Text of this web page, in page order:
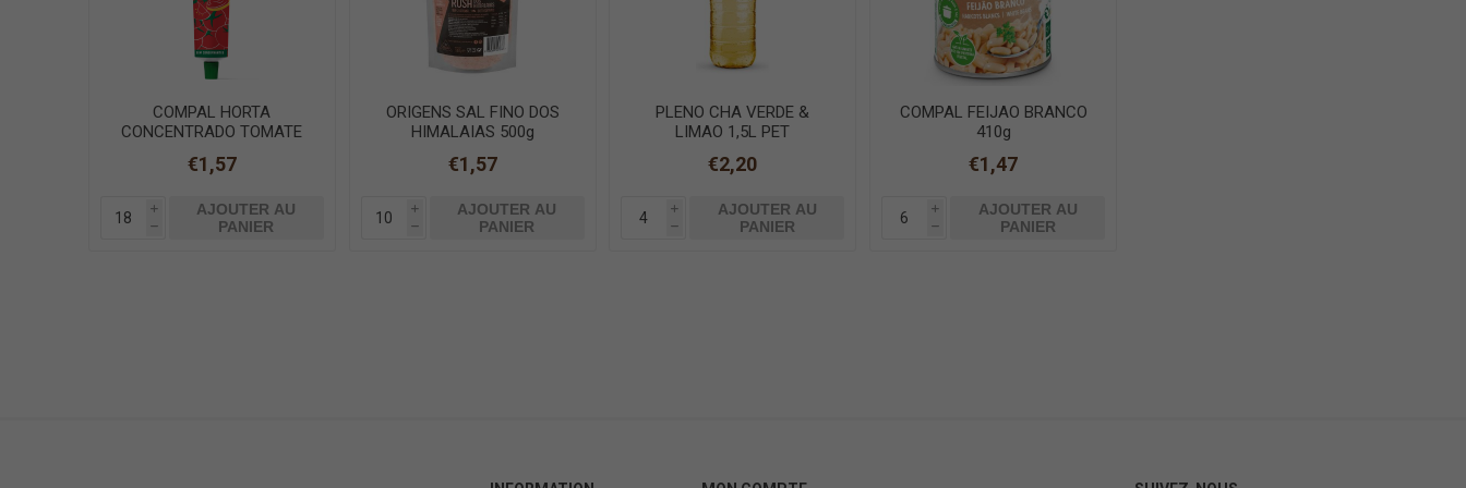
COMPAL HORTA
CONCENTRADO TOMATE
€1,57
i
h
AJOUTER AU
PANIER
ORIGENS SAL FINO DOS
HIMALAIAS 500g
€1,57
i
h
AJOUTER AU
PANIER
PLENO CHA VERDE &
LIMAO 1,5L PET
€2,20
i
h
AJOUTER AU
PANIER
COMPAL FEIJAO BRANCO
410g
€1,47
i
h
AJOUTER AU
PANIER